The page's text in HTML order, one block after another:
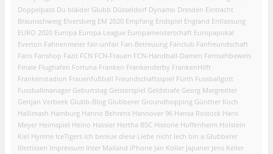
Doppelpass Du bläider Glubb Düsseldorf Dynamo Dresden Eintracht
Braunschweig Elversberg EM 2020 Empfang Endspiel England Entlassung
EURO 2020 Europa Europa League Europameisterschaft Europapokal
Everton Fahnenmeier fair-unfair Fan-Betreuung Fanclub Fanfreundschaft
Fans Fanshop Fazit FCN FCN-Frauen FCN-Handball-Damen Fernsehbeweis
Finale Flughafen Fortuna Franken Frankenderby FrankenHilft
Frankenstadion Frauenfußball Freundschaftsspiel Fürth Fussballgott
Fussballmanager Geburtstag Geisterspiel Geldstrafe Georg Margreitter
Gertjan Verbeek Glubb-Blog Glubberer Groundhopping Günther Koch
Hallimash Hamburg Hanno Behrens Hannover 96 Hansa Rostock Hans
Meyer Heimspiel Heino Hassler Hertha BSC Historie Hoffenheim Holstein
Kiel Hymne IceTigers Ich bereue diese Liebe nicht Iech bin a Glubberer
Illertissen Impressum Inter Mailand iPhone Jan Koller Japaner Jens Keller